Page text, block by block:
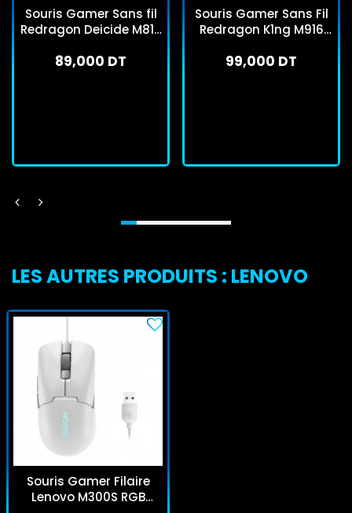
Souris Gamer Sans fil
Redragon Deicide M816
89,000 DT
Souris Gamer Sans Fil
Redragon K1ng M916
99,000 DT
LES AUTRES PRODUITS : LENOVO
Souris Gamer Filaire
Lenovo M300S RGB